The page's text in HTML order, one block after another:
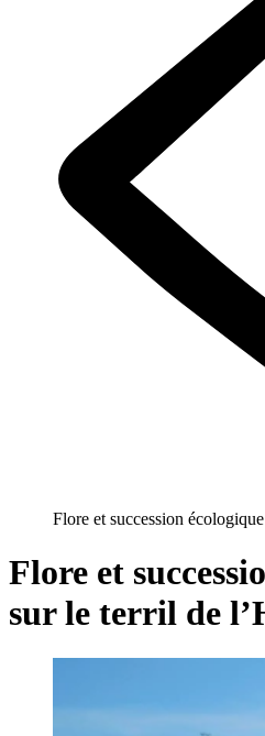
Flore et succession
Flore et
sur le terril de